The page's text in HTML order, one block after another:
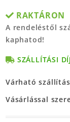
RAKTÁRON
A rendeléstől
kaphatod!
SZÁLLÍTÁSI
Várható
Vásárlással